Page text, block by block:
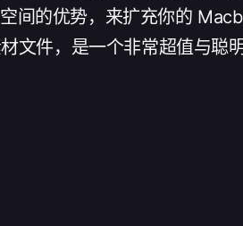
间的优势，来扩充你的
文件，是一个非常超值与聪